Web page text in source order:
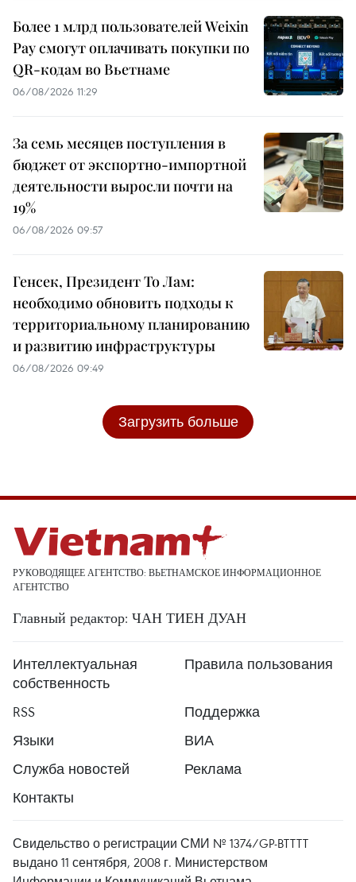
Более 1 млрд пользователей Weixin
Pay смогут оплачивать покупки по
QR-кодам во Вьетнаме
06/08/2026 11:29
За семь месяцев поступления в
бюджет от экспортно-импортной
деятельности выросли почти на
19%
06/08/2026 09:57
Генсек, Президент То Лам:
необходимо обновить подходы к
территориальному планированию
и развитию инфраструктуры
06/08/2026 09:49
Загрузить больше
РУКОВОДЯЩЕЕ АГЕНТСТВО: ВЬЕТНАМСКОЕ ИНФОРМАЦИОННОЕ
АГЕНТСТВО
Главный редактор: ЧАН ТИЕН ДУАН
Интеллектуальная
собственность
Правила пользования
RSS
Поддержка
Языки
ВИА
Служба новостей
Реклама
Контакты
Свидельство о регистрации СМИ № 1374/GP-BTTTT
выдано 11 сентября, 2008 г. Министерством